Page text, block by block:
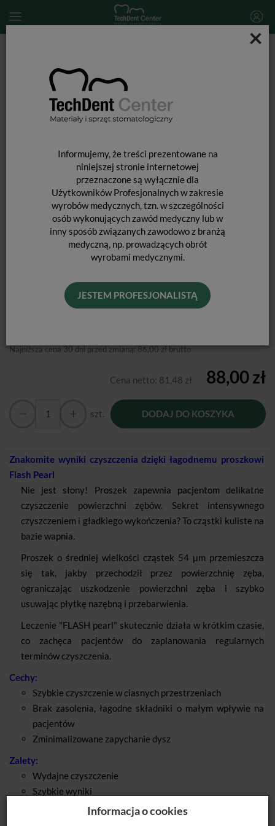
×
Informujemy, że treści prezentowane na
niniejszej stronie internetowej
przeznaczone są wyłącznie dla
Użytkowników Profesjonalnych w zakresie
wyrobów medycznych, tzn. w szczególności
osób wykonujących zawód medyczny lub w
inny sposób związanych zawodowo z branżą
medyczną, np. prowadzących obrót
wyrobami medycznymi.
JESTEM PROFESJONALISTĄ
PIASEK DO PIASKARKI FLASH PEARL
NSK
Jest
Najniższa cena 30 dni przed zmianą: 86,00 zł brutto
Cena netto: 81,48 zł 88,00 zł
szt. DODAJ DO KOSZYKA
Znakomite wyniki czyszczenia dzięki łagodnemu proszkowi
Flash Pearl
Nie jest słony! Proszek zapewnia pacjentom delikatne
czyszczenie powierzchni zębów. Sekret intensywnego
czyszczeniem i gładkiego wykończenia? To cząstki kuliste na
bazie wapnia.
Proszek o średniej wielkości cząstek 54 μm przemieszcza
się tak, jakby przechodził przez powierzchnię zęba,
ograniczając uszkodzenie powierzchni zęba i szybko
usuwając płytkę nazębną i przebarwienia.
Leczenie "FLASH pearl" skutecznie działa w krótkim czasie,
co zachęca pacjentów do zaplanowania regularnych
terminów czyszczenia.
Cechy:
Szybkie czyszczenie w ciasnych przestrzeniach
Brak zasolenia, łagodne składniki o małym wpływie na
pacjentów
Zminimalizowane zapychanie dysz
Zalety:
Wydajne czyszczenie
Szybkie wyniki
Miękki i delikatnyInformacja o cookies